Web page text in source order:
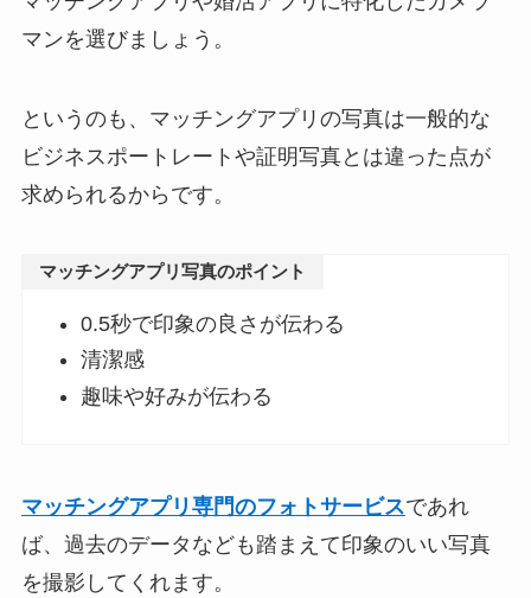
マンを選びましょう。
というのも、マッチングアプリの写真は一般的な
ビジネスポートレートや証明写真とは違った点が
求められるからです。
マッチングアプリ写真のポイント
0.5秒で印象の良さが伝わる
清潔感
趣味や好みが伝わる
マッチングアプリ専門のフォトサービスであれ
ば、過去のデータなども踏まえて印象のいい写真
を撮影してくれます。